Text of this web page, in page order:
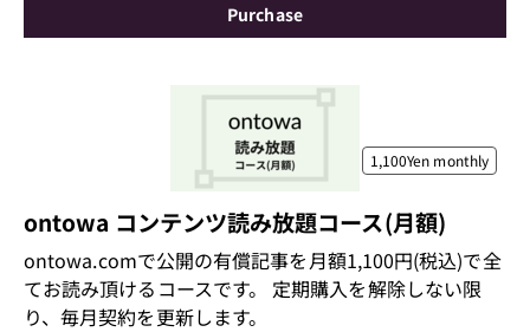
Purchase
1,100Yen monthly
ontowa コンテンツ読み放題コース(月額)
ontowa.comで公開の有償記事を月額1,100円(税込)で全
てお読み頂けるコースです。 定期購入を解除しない限
り、毎月契約を更新します。